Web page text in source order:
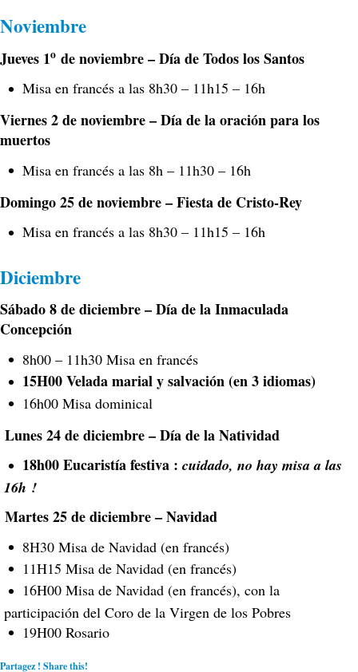
Noviembre
Jueves 1o de noviembre – Día de Todos los Santos
Misa en francés a las 8h30 – 11h15 – 16h
Viernes 2 de noviembre – Día de la oración para los
muertos
Misa en francés a las 8h – 11h30 – 16h
Domingo 25 de noviembre – Fiesta de Cristo-Rey
Misa en francés a las 8h30 – 11h15 – 16h
Diciembre
Sábado 8 de diciembre – Día de la Inmaculada
Concepción
8h00 – 11h30 Misa en francés
15H00 Velada marial y salvación (en 3 idiomas)
16h00 Misa dominical
Lunes 24 de diciembre – Día de la Natividad
18h00 Eucaristía festiva : cuidado, no hay misa a las
16h !
Martes 25 de diciembre – Navidad
8H30 Misa de Navidad (en francés)
11H15 Misa de Navidad (en francés)
16H00 Misa de Navidad (en francés), con la
participación del Coro de la Virgen de los Pobres
19H00 Rosario
Partagez ! Share this!